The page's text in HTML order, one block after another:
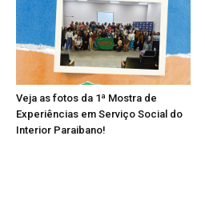
Veja as fotos da 1ª Mostra de
Experiências em Serviço Social do
Interior Paraibano!